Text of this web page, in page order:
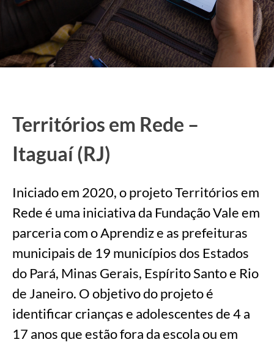
Territórios em Rede –
Itaguaí (RJ)
Iniciado em 2020, o projeto Territórios em
Rede é uma iniciativa da Fundação Vale em
parceria com o Aprendiz e as prefeituras
municipais de 19 municípios dos Estados
do Pará, Minas Gerais, Espírito Santo e Rio
de Janeiro. O objetivo do projeto é
identificar crianças e adolescentes de 4 a
17 anos que estão fora da escola ou em